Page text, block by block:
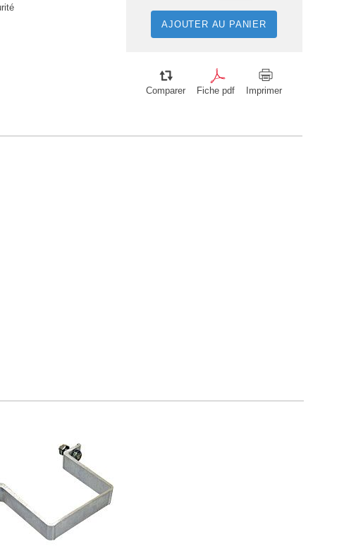
AJOUTER AU PANIER
Comparer Fiche pdf Imprimer